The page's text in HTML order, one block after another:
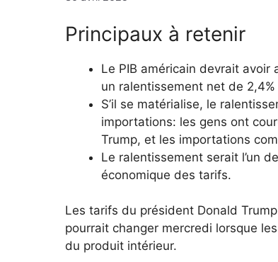
Principaux à retenir
Le PIB américain devrait
un ralentissement net de
S’il se matérialise, le
importations: les gens ont
Trump, et les importations
Le ralentissement serait l’un
économique des tarifs.
Les tarifs du président Donald
pourrait changer mercredi lorsque
du produit intérieur.